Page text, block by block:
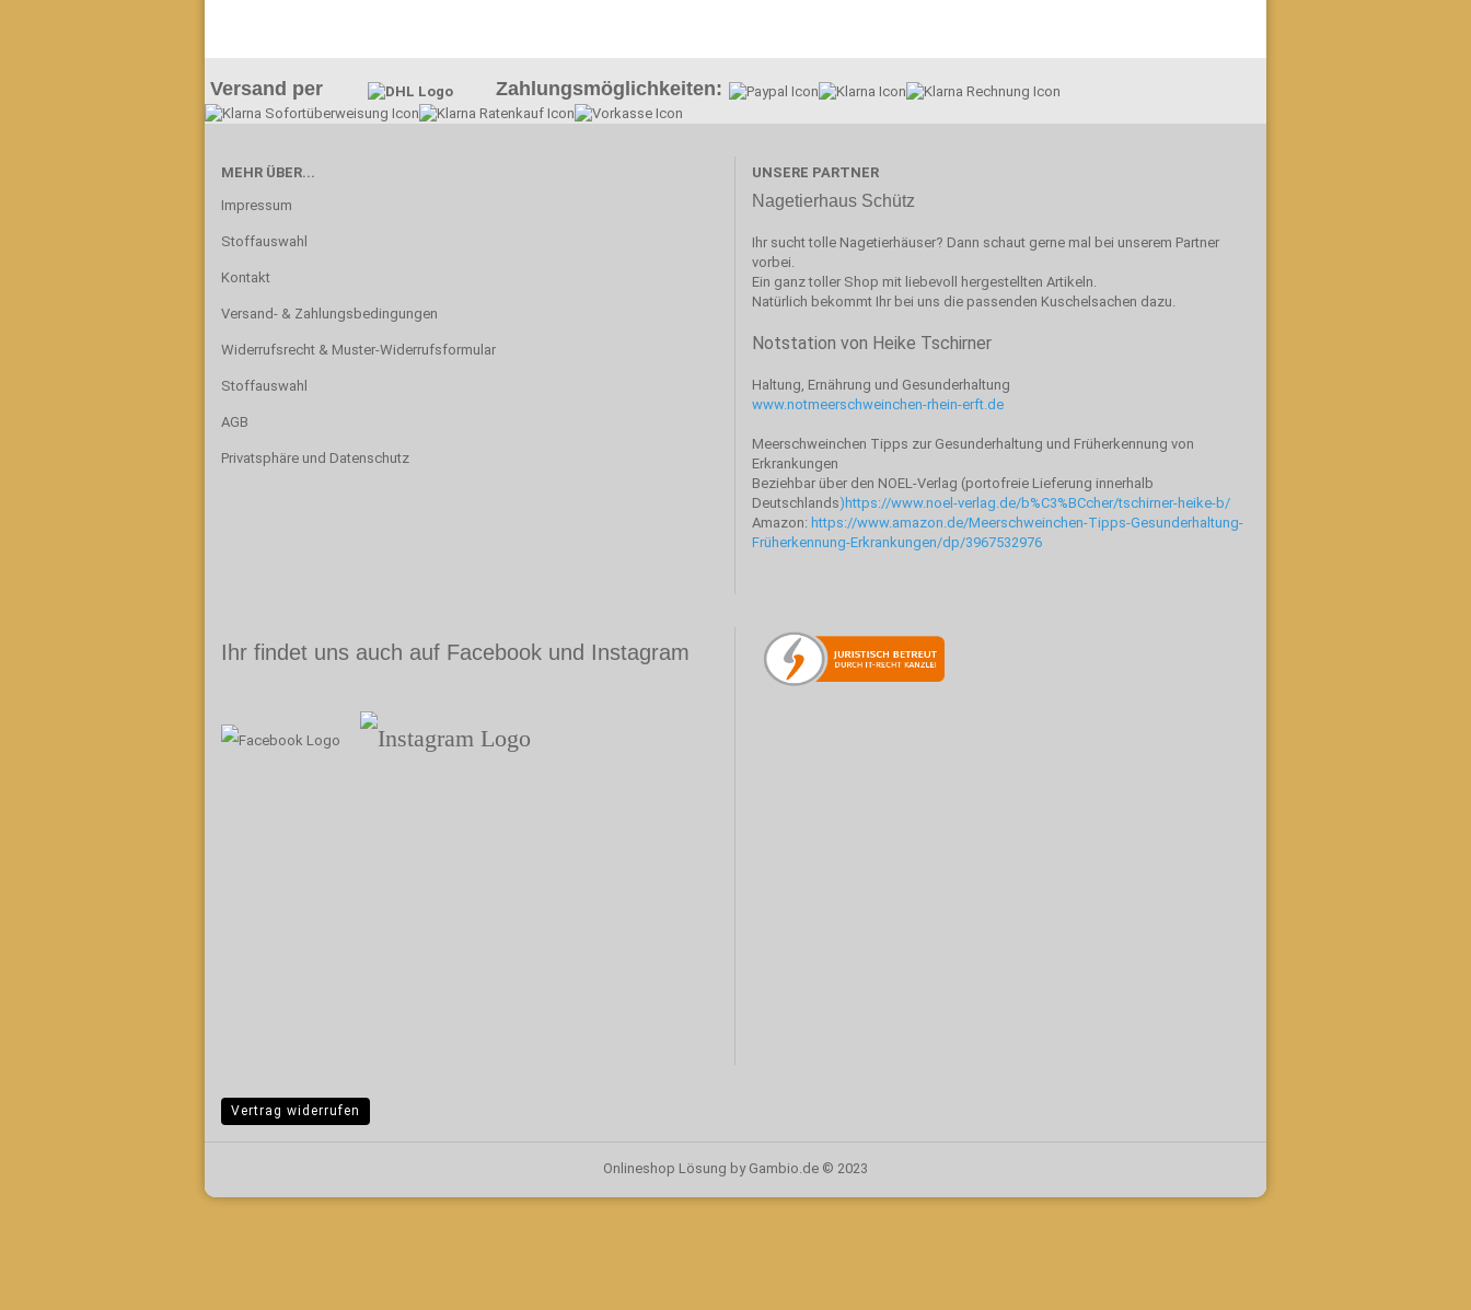
Versand per Zahlungsmöglichkeiten:
MEHR ÜBER...
Impressum
Stoffauswahl
Kontakt
Versand- & Zahlungsbedingungen
Widerrufsrecht & Muster-Widerrufsformular
Stoffauswahl
AGB
Privatsphäre und Datenschutz
UNSERE PARTNER
Nagetierhaus Schütz
Ihr sucht tolle Nagetierhäuser? Dann schaut gerne mal bei unserem Partner
vorbei.
Ein ganz toller Shop mit liebevoll hergestellten Artikeln.
Natürlich bekommt Ihr bei uns die passenden Kuschelsachen dazu.
Notstation von Heike Tschirner
Haltung, Ernährung und Gesunderhaltung
www.notmeerschweinchen-rhein-erft.de
Meerschweinchen Tipps zur Gesunderhaltung und Früherkennung von
Erkrankungen
Beziehbar über den NOEL-Verlag (portofreie Lieferung innerhalb
Deutschlands)https://www.noel-verlag.de/b%C3%BCcher/tschirner-heike-b/
Amazon: https://www.amazon.de/Meerschweinchen-Tipps-Gesunderhaltung-
Früherkennung-Erkrankungen/dp/3967532976
Ihr findet uns auch auf Facebook und Instagram
Vertrag widerrufen
Onlineshop Lösung by Gambio.de © 2023